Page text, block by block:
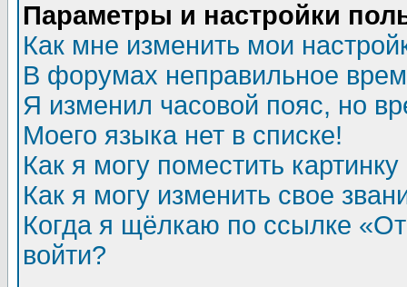
Параметры и настройки
Как мне изменить мои
В форумах неправильное
Я изменил часовой пояс, но
Моего языка нет в списке!
Как я могу поместить
Как я могу изменить свое
Когда я щёлкаю по ссылке
войти?